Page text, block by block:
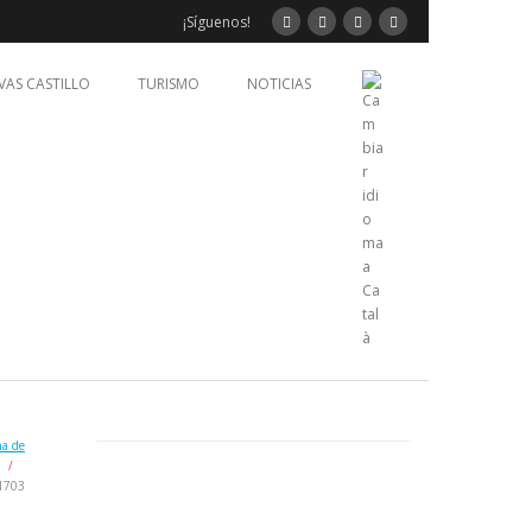
¡Síguenos!
CASTILLO TURISMO NOTICIAS
de
/